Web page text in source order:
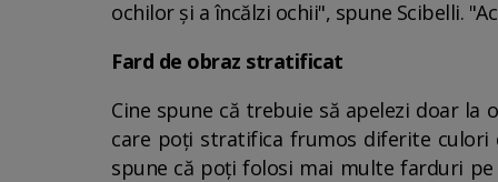
ochilor și a încălzi ochii", spune Scibelli.
Fard de obraz stratificat
Cine spune că trebuie să apelezi doar
care poți stratifica frumos diferite culori
spune că poți folosi mai multe farduri